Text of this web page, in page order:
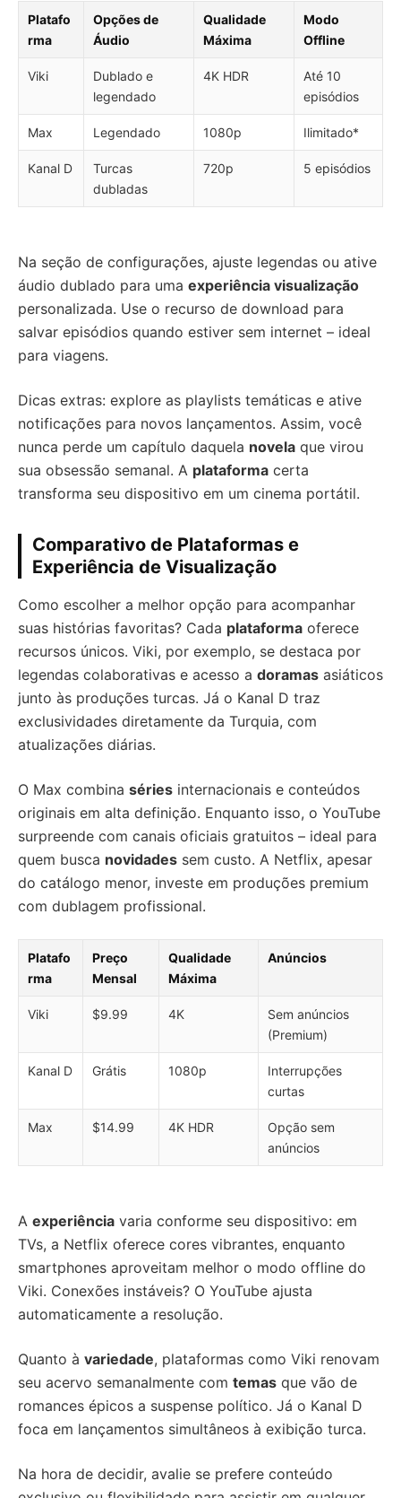
Platafo
rma
Opções de
Áudio
Qualidade
Máxima
Modo
Offline
Viki
Dublado e
legendado
4K HDR
Até 10
episódios
Max Legendado 1080p Ilimitado*
Kanal D
Turcas
dubladas
720p 5 episódios
Na seção de configurações, ajuste legendas ou ative
áudio dublado para uma experiência visualização
personalizada. Use o recurso de download para
salvar episódios quando estiver sem internet – ideal
para viagens.
Dicas extras: explore as playlists temáticas e ative
notificações para novos lançamentos. Assim, você
nunca perde um capítulo daquela novela que virou
sua obsessão semanal. A plataforma certa
transforma seu dispositivo em um cinema portátil.
Comparativo de Plataformas e
Experiência de Visualização
Como escolher a melhor opção para acompanhar
suas histórias favoritas? Cada plataforma oferece
recursos únicos. Viki, por exemplo, se destaca por
legendas colaborativas e acesso a doramas asiáticos
junto às produções turcas. Já o Kanal D traz
exclusividades diretamente da Turquia, com
atualizações diárias.
O Max combina séries internacionais e conteúdos
originais em alta definição. Enquanto isso, o YouTube
surpreende com canais oficiais gratuitos – ideal para
quem busca novidades sem custo. A Netflix, apesar
do catálogo menor, investe em produções premium
com dublagem profissional.
Platafo
rma
Preço
Mensal
Qualidade
Máxima
Anúncios
Viki $9.99 4K
Sem anúncios
(Premium)
Kanal D Grátis 1080p
Interrupções
curtas
Max $14.99 4K HDR
Opção sem
anúncios
A experiência varia conforme seu dispositivo: em
TVs, a Netflix oferece cores vibrantes, enquanto
smartphones aproveitam melhor o modo offline do
Viki. Conexões instáveis? O YouTube ajusta
automaticamente a resolução.
Quanto à variedade, plataformas como Viki renovam
seu acervo semanalmente com temas que vão de
romances épicos a suspense político. Já o Kanal D
foca em lançamentos simultâneos à exibição turca.
Na hora de decidir, avalie se prefere conteúdo